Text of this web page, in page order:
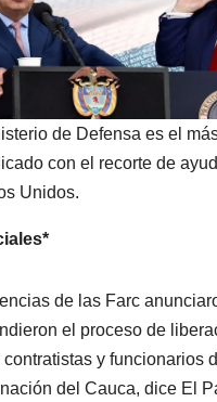
de Defensa es el
con el recorte de
Unidos.
de las Farc
el proceso de
contratistas y funcionarios
del Cauca, dice El